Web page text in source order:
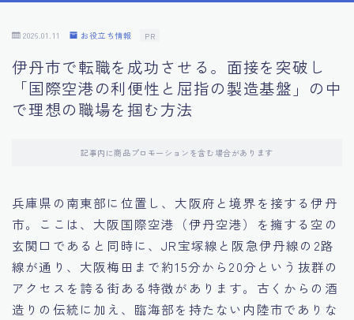
10.フィードバックを活用する方法
11.オンライン面接の成功への鍵
12.転職先企業の文化を深く理解する
14.キャリアアップのための面接戦略
15.職場適応力をアピールする方法
16.エージェントと良好な関係を築く方法
2026.01.11 お役立ち情報 PR
伊丹市で転職を成功させる。面接を突破し
「国際空港の利便性と屈指の製造基盤」の中
で理想の職場を掴む方法
記事内に商品プロモーションを含む場合があります
兵庫県の南東部に位置し、大阪府と境界を接する伊丹
市。ここは、大阪国際空港（伊丹空港）を擁する空の
玄関口であると同時に、JR宝塚線と阪急伊丹線の2路
線が通り、大阪梅田まで約15分から20分という抜群の
アクセスを誇る街ある特徴があります。古くからの酒
造りの伝統に加え、臨海部を持たない内陸市でありな